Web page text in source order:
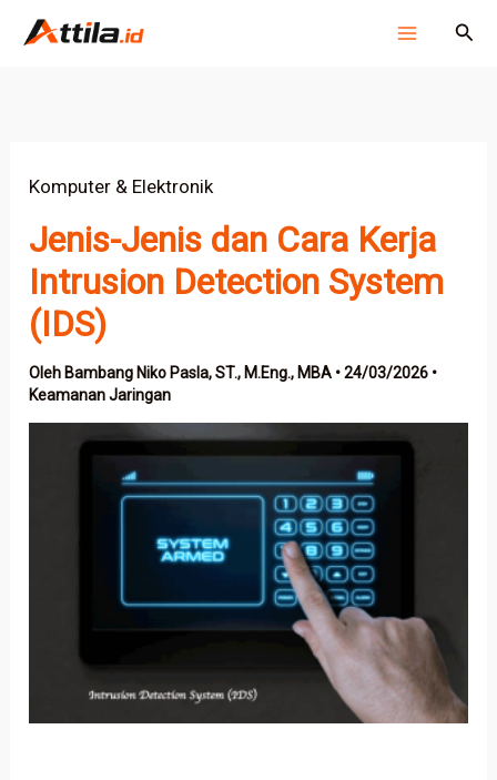
Lewati
Cari
Komputer & Elektronik
Jenis-Jenis dan Cara Kerja
Intrusion Detection System
(IDS)
OlehBambang Niko Pasla, ST., M.Eng., MBA •24/03/2026 •
Keamanan Jaringan